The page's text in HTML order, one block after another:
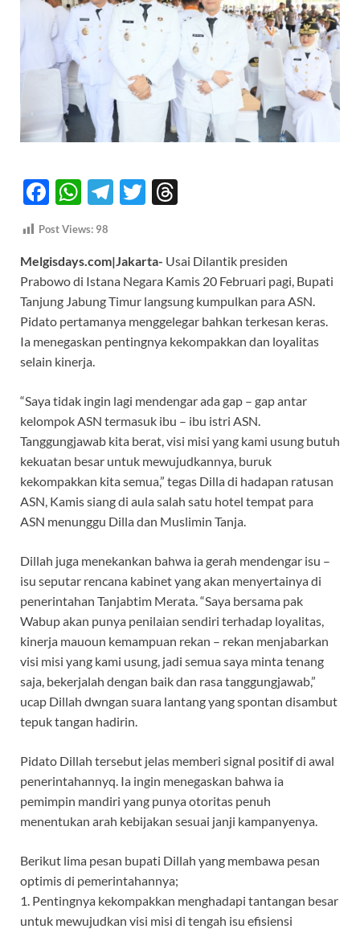
F
ac
e
b
o
o
k
W
at
s
A
p
p
T
gr
a
m
T
er a
ds
Post Views: 98
Melgisdays.com|Jakarta- Usai Dilantik presiden
Prabowo di Istana Negara Kamis 20 Februari pagi, Bupati
Tanjung Jabung Timur langsung kumpulkan para ASN.
Pidato pertamanya menggelegar bahkan terkesan keras.
Ia menegaskan pentingnya kekompakkan dan loyalitas
selain kinerja.
“Saya tidak ingin lagi mendengar ada gap – gap antar
kelompok ASN termasuk ibu – ibu istri ASN.
Tanggungjawab kita berat, visi misi yang kami usung butuh
kekuatan besar untuk mewujudkannya, buruk
kekompakkan kita semua,” tegas Dilla di hadapan ratusan
ASN, Kamis siang di aula salah satu hotel tempat para
ASN menunggu Dilla dan Muslimin Tanja.
Dillah juga menekankan bahwa ia gerah mendengar isu –
isu seputar rencana kabinet yang akan menyertainya di
penerintahan Tanjabtim Merata. “Saya bersama pak
Wabup akan punya penilaian sendiri terhadap loyalitas,
kinerja mauoun kemampuan rekan – rekan menjabarkan
visi misi yang kami usung, jadi semua saya minta tenang
saja, bekerjalah dengan baik dan rasa tanggungjawab,”
ucap Dillah dwngan suara lantang yang spontan disambut
tepuk tangan hadirin.
Pidato Dillah tersebut jelas memberi signal positif di awal
penerintahannyq. Ia ingin menegaskan bahwa ia
pemimpin mandiri yang punya otoritas penuh
menentukan arah kebijakan sesuai janji kampanyenya.
Berikut lima pesan bupati Dillah yang membawa pesan
optimis di pemerintahannya;
1. Pentingnya kekompakkan menghadapi tantangan besar
untuk mewujudkan visi misi di tengah isu efisiensi